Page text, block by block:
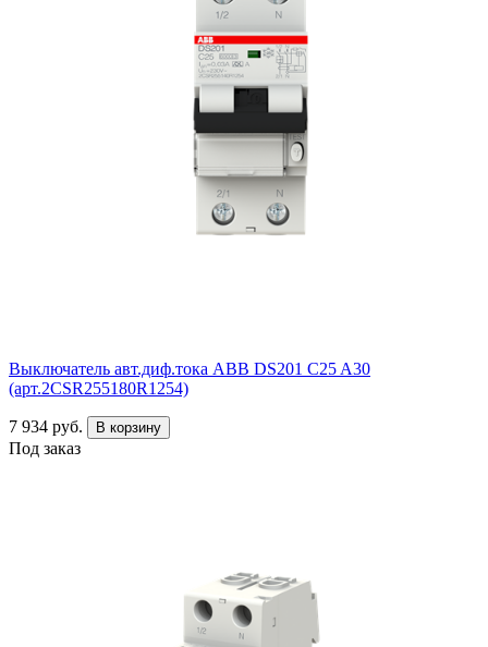
Выключатель авт.диф.тока ABB DS201 C25 A30
(арт.2CSR255180R1254)
7 934 руб. В корзину
Под заказ